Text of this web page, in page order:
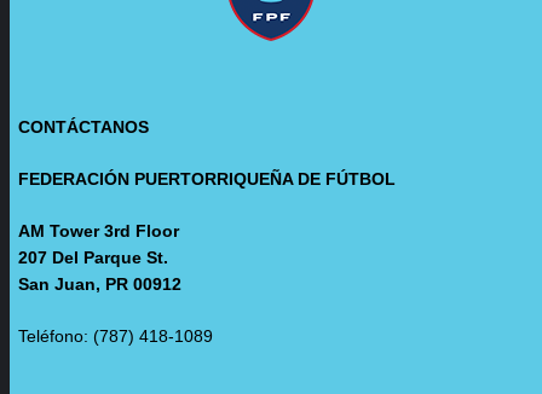
CONTÁCTANOS
FEDERACIÓN PUERTORRIQUEÑA DE FÚTBOL
AM Tower 3rd Floor
207 Del Parque St.
San Juan, PR 00912
Teléfono: (787) 418-1089